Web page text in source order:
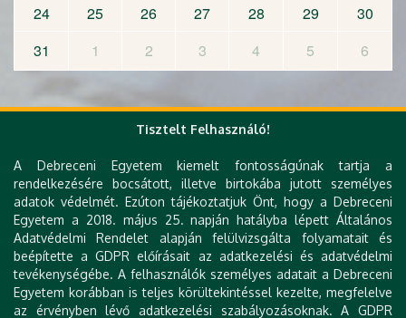
24
25 26 27 28 29
30
31
1 2 3 4 5 6
Tovább az összes eseményre
Gyorslinkek
Tisztelt Felhasználó!
A Debreceni Egyetem kiemelt fontosságúnak tartja a
rendelkezésére bocsátott, illetve birtokába jutott személyes
adatok védelmét. Ezúton tájékoztatjuk Önt, hogy a Debreceni
Egyetem a 2018. május 25. napján hatályba lépett Általános
Adatvédelmi Rendelet alapján felülvizsgálta folyamatait és
beépítette a GDPR előírásait az adatkezelési és adatvédelmi
tevékenységébe. A felhasználók személyes adatait a Debreceni
Egyetem korábban is teljes körültekintéssel kezelte, megfelelve
az érvényben lévő adatkezelési szabályozásoknak. A GDPR